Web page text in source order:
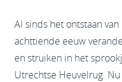
Al sinds het ontstaan
achttiende eeuw
en struiken in het
Utrechtse Heuvelrug.